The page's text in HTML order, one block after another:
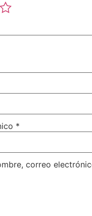
*
correo